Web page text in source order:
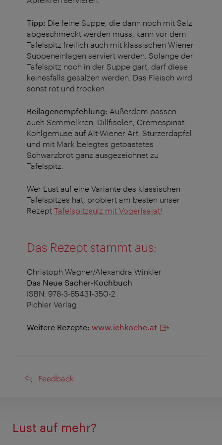
Tipp: Die feine Suppe, die dann noch mit Salz
abgeschmeckt werden muss, kann vor dem
Tafelspitz freilich auch mit klassischen Wiener
Suppeneinlagen serviert werden. Solange der
Tafelspitz noch in der Suppe gart, darf diese
keinesfalls gesalzen werden. Das Fleisch wird
sonst rot und trocken.
Beilagenempfehlung: Außerdem passen
auch Semmelkren, Dillfisolen, Cremespinat,
Kohlgemüse auf Alt-Wiener Art, Stürzerdäpfel
und mit Mark belegtes getoastetes
Schwarzbrot ganz ausgezeichnet zu
Tafelspitz.
Wer Lust auf eine Variante des klassischen
Tafelspitzes hat, probiert am besten unser
Rezept Tafelspitzsulz mit Vogerlsalat!
Das Rezept stammt aus:
Christoph Wagner/Alexandra Winkler
Das Neue Sacher-Kochbuch
ISBN: 978-3-85431-350-2
Pichler Verlag
Weitere Rezepte: www.ichkoche.at
Feedback
Feedback
Lust auf mehr?